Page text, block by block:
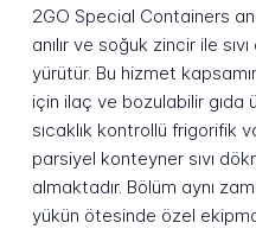
2GO Special Containers
anılır ve soğuk zincir ile
yürütür. Bu hizmet
için ilaç ve bozulabilir gıda
sıcaklık kontrollü frigorifik
parsiyel konteyner sıvı
almaktadır. Bölüm aynı
yükün ötesinde özel